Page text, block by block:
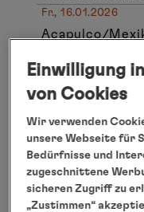
Fr., 16.01.2026
Acapulco/
Zihuatanejo/
So., 18.01.2026
Entspannung
Mo., 19.01.2026
Puerto
Uhr
Di., 20.01.2026
Einwilligung
von Cookies
Wir verwenden
unsere Webseite für
Bedürfnisse und
zugeschnittene
sicheren Zugriff zu
„Zustimmen“